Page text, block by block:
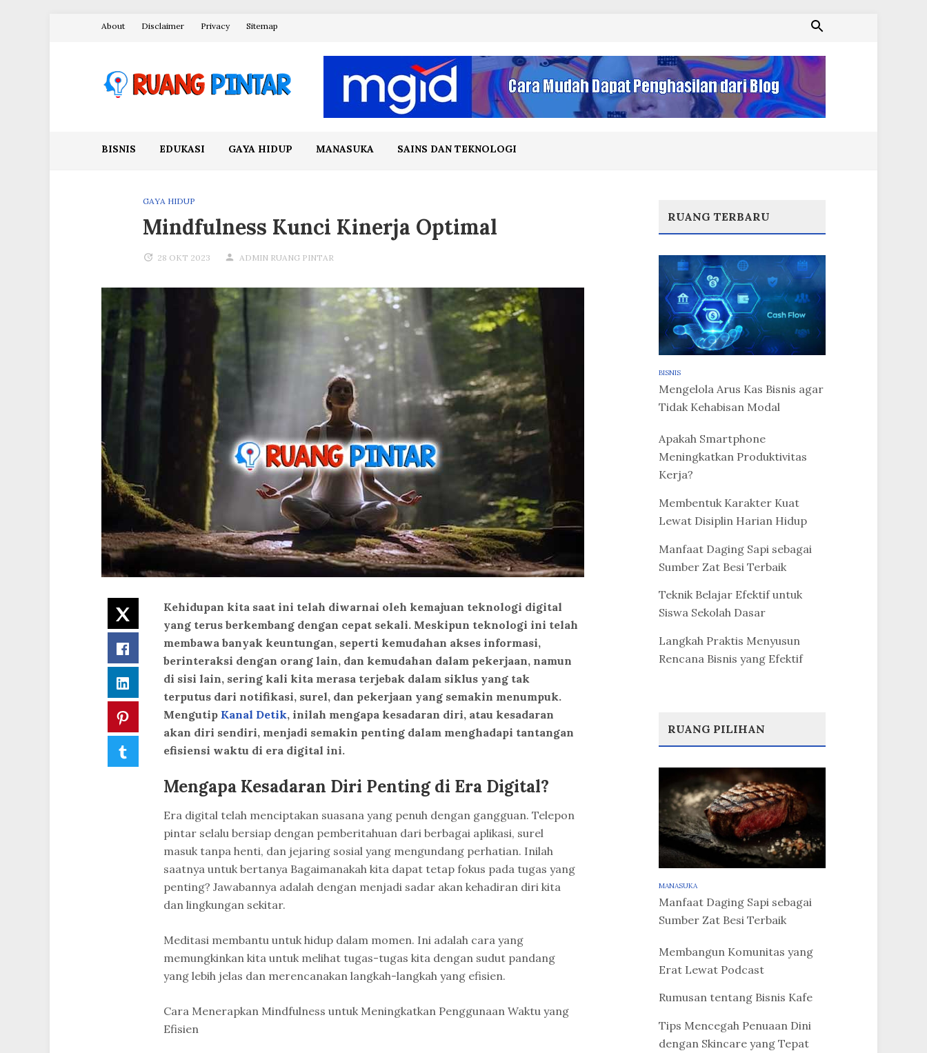
About Disclaimer Privacy Sitemap
BISNIS EDUKASI GAYA HIDUP MANASUKA SAINS DAN TEKNOLOGI
GAYA HIDUP
Mindfulness Kunci Kinerja Optimal
28 OKT 2023 ADMIN RUANG PINTAR
Twitter
Facebook
LinkedIn
Pinterest
Tumblr
Kehidupan kita saat ini telah diwarnai oleh kemajuan teknologi digital
yang terus berkembang dengan cepat sekali. Meskipun teknologi ini telah
membawa banyak keuntungan, seperti kemudahan akses informasi,
berinteraksi dengan orang lain, dan kemudahan dalam pekerjaan, namun
di sisi lain, sering kali kita merasa terjebak dalam siklus yang tak
terputus dari notifikasi, surel, dan pekerjaan yang semakin menumpuk.
Mengutip Kanal Detik, inilah mengapa kesadaran diri, atau kesadaran
akan diri sendiri, menjadi semakin penting dalam menghadapi tantangan
efisiensi waktu di era digital ini.
Mengapa Kesadaran Diri Penting di Era Digital?
Era digital telah menciptakan suasana yang penuh dengan gangguan. Telepon
pintar selalu bersiap dengan pemberitahuan dari berbagai aplikasi, surel
masuk tanpa henti, dan jejaring sosial yang mengundang perhatian. Inilah
saatnya untuk bertanya Bagaimanakah kita dapat tetap fokus pada tugas yang
penting? Jawabannya adalah dengan menjadi sadar akan kehadiran diri kita
dan lingkungan sekitar.
Meditasi membantu untuk hidup dalam momen. Ini adalah cara yang
memungkinkan kita untuk melihat tugas-tugas kita dengan sudut pandang
yang lebih jelas dan merencanakan langkah-langkah yang efisien.
Cara Menerapkan Mindfulness untuk Meningkatkan Penggunaan Waktu yang
Efisien
RUANG TERBARU
BISNIS
Mengelola Arus Kas Bisnis agar
Tidak Kehabisan Modal
Apakah Smartphone
Meningkatkan Produktivitas
Kerja?
Membentuk Karakter Kuat
Lewat Disiplin Harian Hidup
Manfaat Daging Sapi sebagai
Sumber Zat Besi Terbaik
Teknik Belajar Efektif untuk
Siswa Sekolah Dasar
Langkah Praktis Menyusun
Rencana Bisnis yang Efektif
RUANG PILIHAN
MANASUKA
Manfaat Daging Sapi sebagai
Sumber Zat Besi Terbaik
Membangun Komunitas yang
Erat Lewat Podcast
Rumusan tentang Bisnis Kafe
Tips Mencegah Penuaan Dini
dengan Skincare yang Tepat